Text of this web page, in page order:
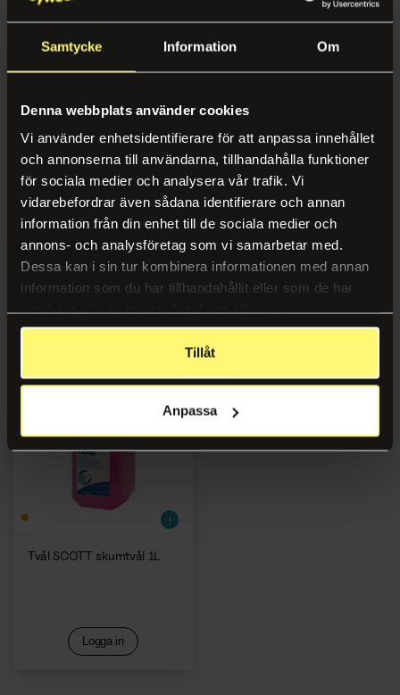
Samtycke Information Om
Denna webbplats använder cookies
Vi använder enhetsidentifierare för att anpassa innehållet
och annonserna till användarna, tillhandahålla funktioner
för sociala medier och analysera vår trafik. Vi
vidarebefordrar även sådana identifierare och annan
information från din enhet till de sociala medier och
annons- och analysföretag som vi samarbetar med.
Dessa kan i sin tur kombinera informationen med annan
information som du har tillhandahållit eller som de har
samlat in när du har använt deras tjänster.
Tillåt
Anpassa
Mobil vaktmästare
Förbrukning
Förbrukningsmaterial
Mensskydd
Profilprodukter
Trycksaker
Alla våra kontorstjänster
Se alla tjänster samlade på en sida
Bemanning
Vaktmästare
Receptionist
Övrigt
Förbrukningsmaterial
Bud
Larm & säkerhet
Tvål KLEENEX hår- &
kroppsschampo 1L
Logga in
Tvål KLEENEX Normal 1L
Logga in
Tvål SCOTT skumtvål 1L
Logga in